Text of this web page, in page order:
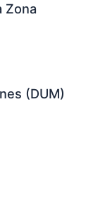
Zona
(DUM)